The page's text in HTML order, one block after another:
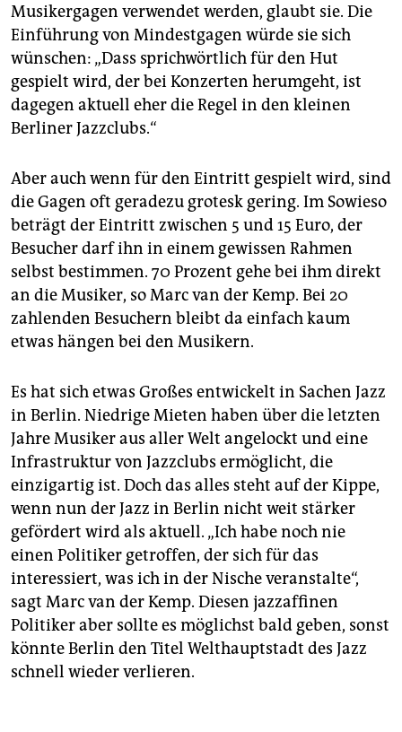
Musikergagen verwendet werden, glaubt sie. Die
Einführung von Mindestgagen würde sie sich
wünschen: „Dass sprichwörtlich für den Hut
gespielt wird, der bei Konzerten herumgeht, ist
dagegen aktuell eher die Regel in den kleinen
Berliner Jazzclubs.“
Aber auch wenn für den Eintritt gespielt wird, sind
die Gagen oft geradezu grotesk gering. Im Sowieso
beträgt der Eintritt zwischen 5 und 15 Euro, der
Besucher darf ihn in einem gewissen Rahmen
selbst bestimmen. 70 Prozent gehe bei ihm direkt
an die Musiker, so Marc van der Kemp. Bei 20
zahlenden Besuchern bleibt da einfach kaum
etwas hängen bei den Musikern.
Es hat sich etwas Großes entwickelt in Sachen Jazz
in Berlin. Niedrige Mieten haben über die letzten
Jahre Musiker aus aller Welt angelockt und eine
Infrastruktur von Jazzclubs ermöglicht, die
einzigartig ist. Doch das alles steht auf der Kippe,
wenn nun der Jazz in Berlin nicht weit stärker
gefördert wird als aktuell. „Ich habe noch nie
einen Politiker getroffen, der sich für das
interessiert, was ich in der Nische veranstalte“,
sagt Marc van der Kemp. Diesen jazz­affinen
Politiker aber sollte es möglichst bald geben, sonst
könnte Berlin den Titel Welthauptstadt des Jazz
schnell wieder verlieren.